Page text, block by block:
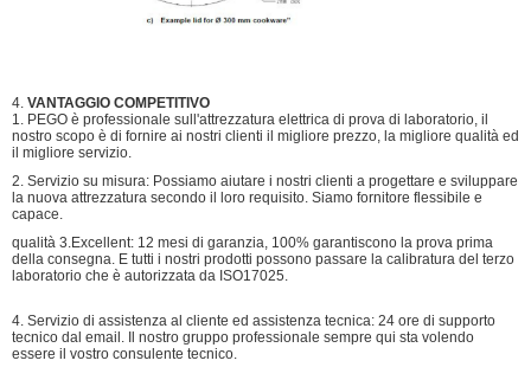
4. VANTAGGIO COMPETITIVO
1. PEGO è professionale sull'attrezzatura elettrica di prova di laboratorio, il
nostro scopo è di fornire ai nostri clienti il migliore prezzo, la migliore qualità ed
il migliore servizio.
2. Servizio su misura: Possiamo aiutare i nostri clienti a progettare e sviluppare
la nuova attrezzatura secondo il loro requisito. Siamo fornitore flessibile e
capace.
qualità 3.Excellent: 12 mesi di garanzia, 100% garantiscono la prova prima
della consegna. E tutti i nostri prodotti possono passare la calibratura del terzo
laboratorio che è autorizzata da ISO17025.
4. Servizio di assistenza al cliente ed assistenza tecnica: 24 ore di supporto
tecnico dal email. Il nostro gruppo professionale sempre qui sta volendo
essere il vostro consulente tecnico.